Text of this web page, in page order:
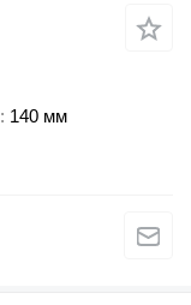
140 мм